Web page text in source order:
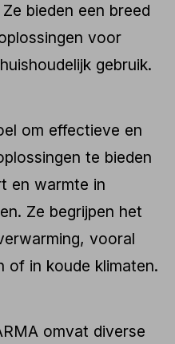
bieden een breed
voor
gebruik.
om effectieve en
te bieden
en warmte in
Ze begrijpen het
vooral
of in koude klimaten.
omvat diverse